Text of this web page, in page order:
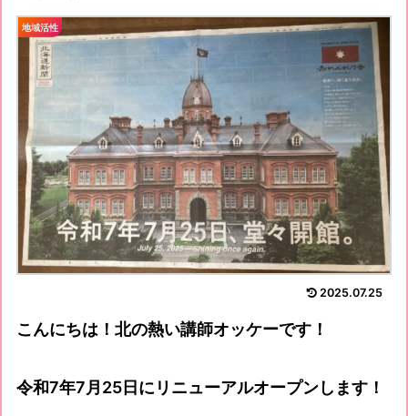
地域活性
2025.07.25
こんにちは！北の熱い講師オッケーです！
令和7年7月25日にリニューアルオープンします！